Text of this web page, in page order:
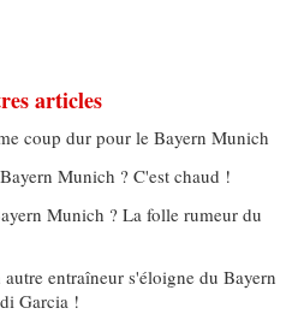
articles
coup dur pour le Bayern Munich
Munich ? C'est chaud !
Munich ? La folle rumeur du
entraîneur s'éloigne du Bayern
Garcia !